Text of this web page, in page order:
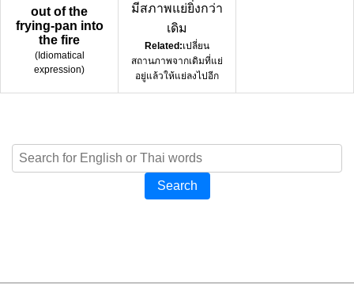
out of the
frying-pan into
the fire
(Idiomatical
expression)
มีสภาพแย่ยิ่งกว่า
เดิม
Related:เปลี่ยน
สถานภาพจากเดิมที่แย่
อยู่แล้วให้แย่ลงไปอีก
Search